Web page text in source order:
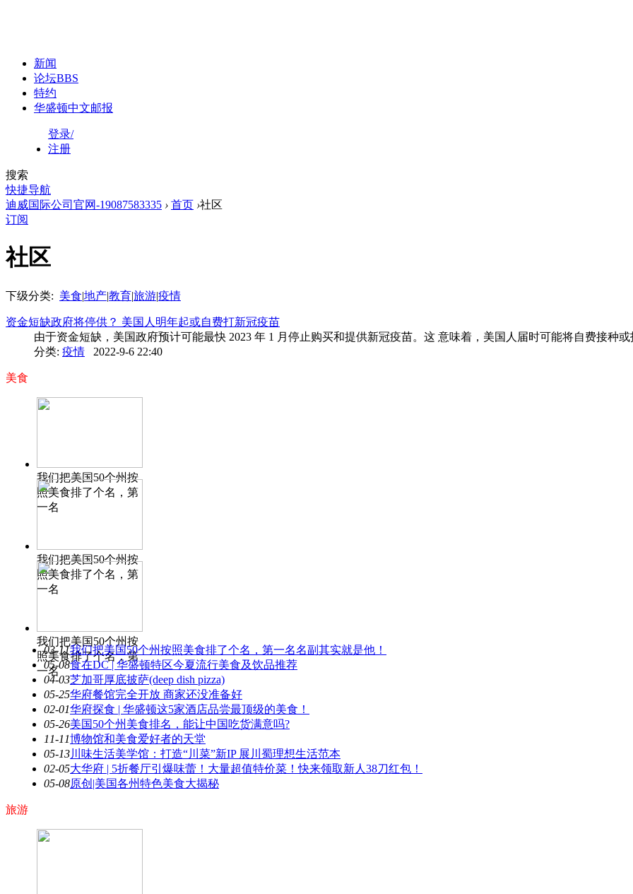
新闻
论坛BBS
特约
华盛顿中文邮报
登录/
注册
搜索
快捷导航
迪威国际公司官网-19087583335 › 首页 ›社区
订阅
社区
下级分类: 美食|地产|教育|旅游|疫情
资金短缺政府将停供？ 美国人明年起或自费打新冠疫苗
由于资金短缺，美国政府预计可能最快 2023 年 1 月停止购买和提供新冠疫苗。这 意味着，美国人届时可能将自费接种或
分类: 疫情 2022-9-6 22:40
美食
我们把美国50个州按
照美食排了个名，第
一名
我们把美国50个州按
照美食排了个名，第
一名
我们把美国50个州按
照美食排了个名，第
一名
03-11我们把美国50个州按照美食排了个名，第一名名副其实就是他！
05-08食在DC | 华盛顿特区今夏流行美食及饮品推荐
04-03芝加哥厚底披萨(deep dish pizza)
05-25华府餐馆完全开放 商家还没准备好
02-01华府探食 | 华盛顿这5家酒店品尝最顶级的美食！
05-26美国50个州美食排名，能让中国吃货满意吗?
11-11博物馆和美食爱好者的天堂
05-13川味生活美学馆：打造“川菜”新IP 展川蜀理想生活范本
02-05大华府 | 5折餐厅引爆味蕾！大量超值特价菜！快来领取新人38刀红包！
05-08原创|美国各州特色美食大揭秘
旅游